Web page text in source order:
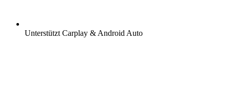
Unterstützt Carplay & Android Auto